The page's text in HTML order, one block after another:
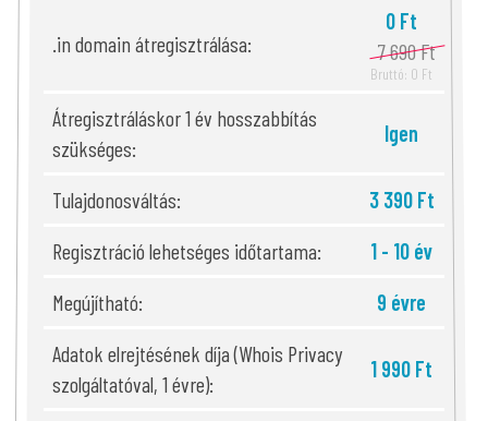
.in domain átregisztrálása:
0 Ft
7 690 Ft
Bruttó: 0 Ft
Átregisztráláskor 1 év hosszabbítás
szükséges:
Igen
Tulajdonosváltás:
3 390 Ft
Regisztráció lehetséges időtartama:
1 - 10 év
Megújítható:
9 évre
Adatok elrejtésének díja (Whois Privacy
szolgáltatóval, 1 évre):
1 990 Ft